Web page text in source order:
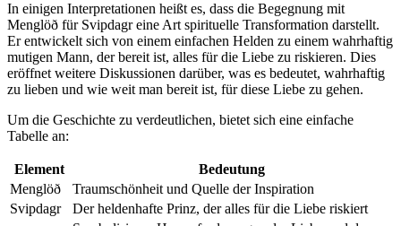
In einigen Interpretationen heißt es,⁢ dass die⁣ Begegnung ⁢mit
Menglöð für Svipdagr eine Art spirituelle Transformation darstellt.
Er entwickelt sich von einem einfachen ⁣Helden zu einem​ wahrhaftig
mutigen ‌Mann, ⁤der bereit ist, alles für die Liebe zu riskieren. Dies
eröffnet weitere Diskussionen darüber, was es bedeutet, wahrhaftig
zu lieben und wie weit man bereit ist, für ⁤diese⁢ Liebe zu gehen.
Um die Geschichte ​zu verdeutlichen, bietet sich eine einfache
Tabelle an:
Element
Bedeutung
Menglöð
Traumschönheit und Quelle⁢ der‍ Inspiration
Svipdagr
Der‍ heldenhafte Prinz, der alles⁢ für die Liebe riskiert